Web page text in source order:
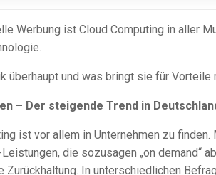
Werbung ist Cloud Computing in aller
überhaupt und was bringt sie für Vorteile
– Der steigende Trend in
ist vor allem in Unternehmen zu
die sozusagen „on demand“
Zurückhaltung. In unterschiedlichen